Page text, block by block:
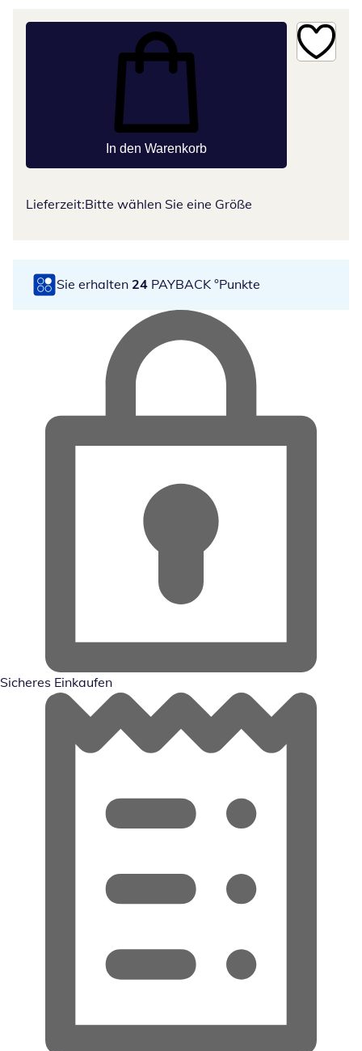
In den Warenkorb
Lieferzeit:Bitte wählen Sie eine Größe
Sie erhalten 24 PAYBACK °Punkte
Sicheres Einkaufen